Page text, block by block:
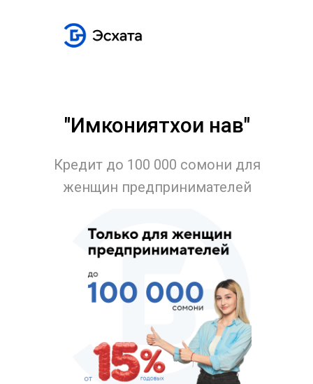
"Имкониятхои нав"
Кредит до 100 000 сомони для
женщин предпринимателей